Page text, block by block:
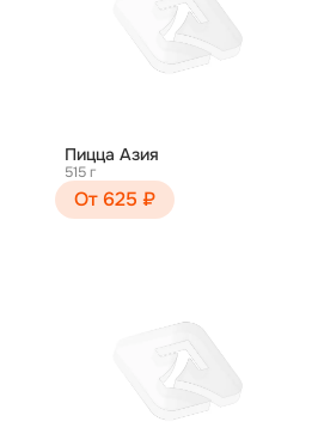
Пицца Азия
515 г
От 625 ₽